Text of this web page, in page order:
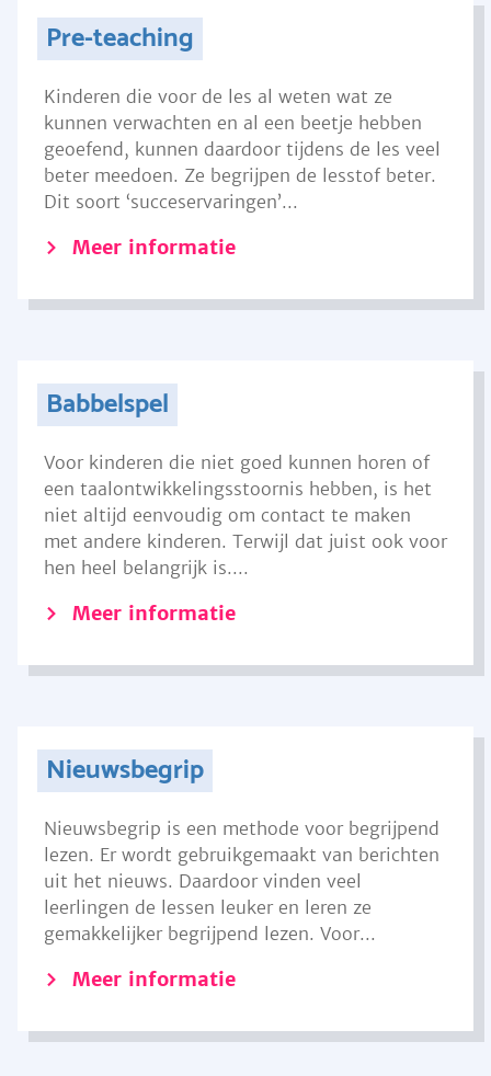
Pre-teaching
Kinderen die voor de les al weten wat ze
kunnen verwachten en al een beetje hebben
geoefend, kunnen daardoor tijdens de les veel
beter meedoen. Ze begrijpen de lesstof beter.
Dit soort ‘succeservaringen’...
Meer informatie
Babbelspel
Voor kinderen die niet goed kunnen horen of
een taalontwikkelingsstoornis hebben, is het
niet altijd eenvoudig om contact te maken
met andere kinderen. Terwijl dat juist ook voor
hen heel belangrijk is....
Meer informatie
Nieuwsbegrip
Nieuwsbegrip is een methode voor begrijpend
lezen. Er wordt gebruikgemaakt van berichten
uit het nieuws. Daardoor vinden veel
leerlingen de lessen leuker en leren ze
gemakkelijker begrijpend lezen. Voor...
Meer informatie